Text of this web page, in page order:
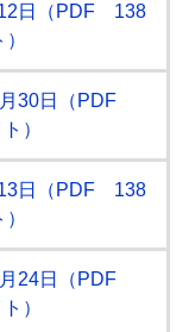
日（PDF 138
30日（PDF
）
日（PDF 138
24日（PDF
）